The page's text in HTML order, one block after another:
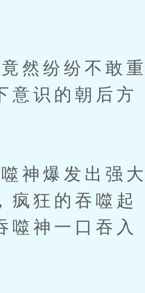
然纷纷不敢重
意识的朝后方
神爆发出强大
疯狂的吞噬起
噬神一口吞入